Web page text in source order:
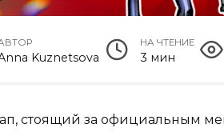
Kuznetsova
НА ЧТЕНИЕ
3 мин
стоящий за официальным